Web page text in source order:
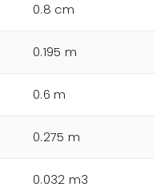
0.8 cm
0.195 m
0.6 m
0.275 m
0.032 m3